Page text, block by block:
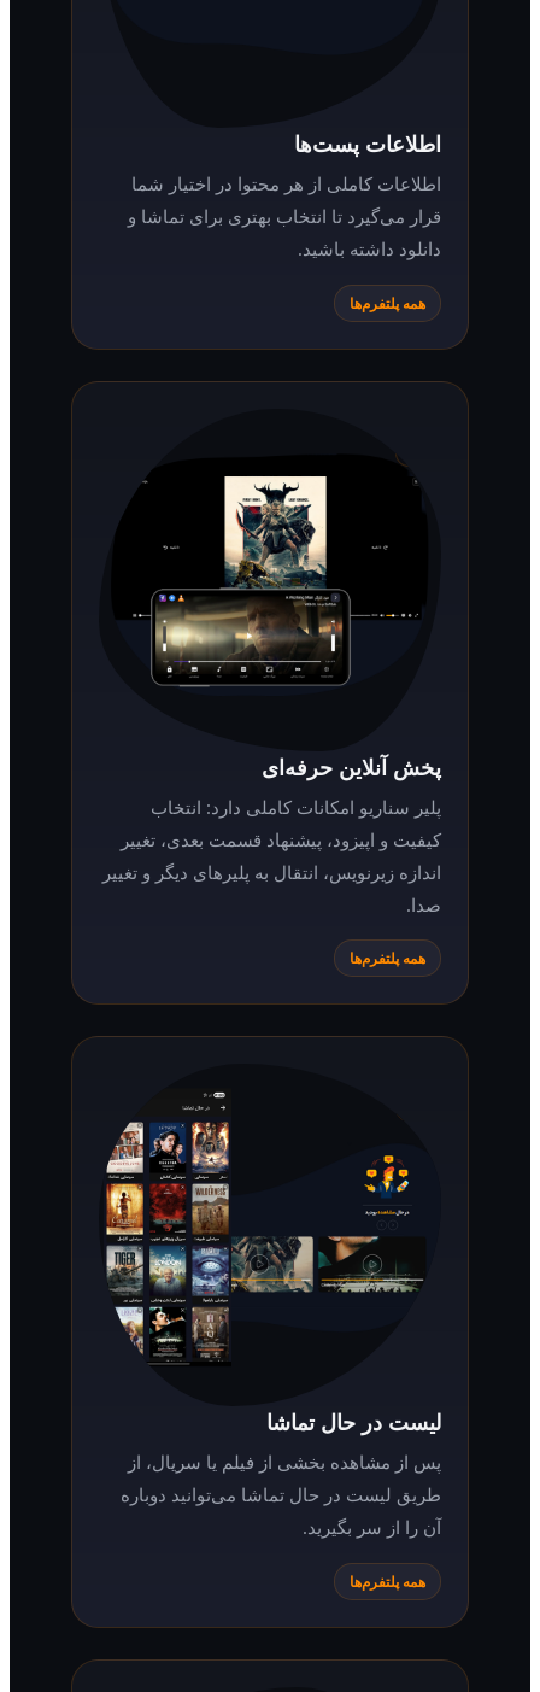
اطلاعات پست‌ها
اطلاعات کاملی از هر محتوا در اختیار شما
قرار می‌گیرد تا انتخاب بهتری برای تماشا و
دانلود داشته باشید.
همه پلتفرم‌ها
پخش آنلاین حرفه‌ای
پلیر سناریو امکانات کاملی دارد: انتخاب
کیفیت و اپیزود، پیشنهاد قسمت بعدی، تغییر
اندازه زیرنویس، انتقال به پلیرهای دیگر و تغییر
همه پلتفرم‌ها
لیست در حال تماشا
پس از مشاهده بخشی از فیلم یا سریال، از
طریق لیست در حال تماشا می‌توانید دوباره
آن را از سر بگیرید.
همه پلتفرم‌ها